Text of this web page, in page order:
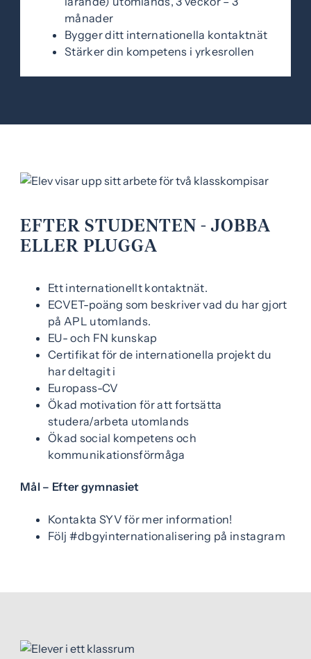
månader
Bygger ditt internationella kontaktnät
Stärker din kompetens i yrkesrollen
EFTER STUDENTEN - JOBBA
ELLER PLUGGA
Ett internationellt kontaktnät.
ECVET-poäng som beskriver vad du har gjort
på APL utomlands.
EU- och FN kunskap
Certifikat för de internationella projekt du
har deltagit i
Europass-CV
Ökad motivation för att fortsätta
studera/arbeta utomlands
Ökad social kompetens och
kommunikationsförmåga
Mål – Efter gymnasiet
Kontakta SYV för mer information!
Följ #dbgyinternationalisering på instagram